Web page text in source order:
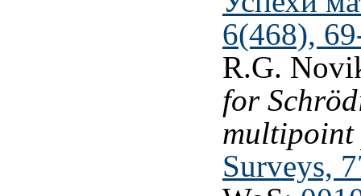
6(468),
R.G.
for
Surveys,